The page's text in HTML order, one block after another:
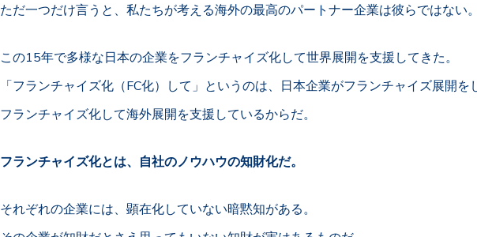
ただ一つだけ言うと、私たちが考える海外の最高のパートナー企業は彼らではない。
この15年で多様な日本の企業をフランチャイズ化して世界展開を支援してきた。
「フランチャイズ化（FC化）して」というのは、日本企業がフランチャイズ展開
フランチャイズ化して海外展開を支援しているからだ。
フランチャイズ化とは、自社のノウハウの知財化だ。
それぞれの企業には、顕在化していない暗黙知がある。